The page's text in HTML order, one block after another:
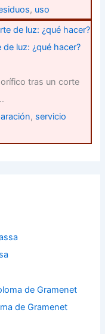
, uso
luz: ¿qué hacer?
tras un corte
, servicio
de Gramenet